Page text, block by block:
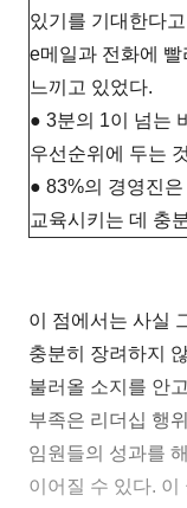
있기를 기대한다
e메일과 전화에
느끼고 있었다.
● 3분의 1이 넘는
우선순위에 두는
● 83%의 경영진
교육시키는 데 충
이 점에서는 사실
충분히 장려하지
불러올 소지를 안
부족은 리더십 행
임원들의 성과를
이어질 수 있다. 이